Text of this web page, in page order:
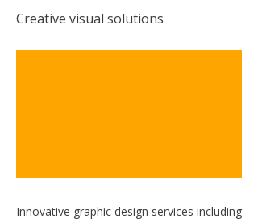
Creative visual solutions
Innovative graphic design services including